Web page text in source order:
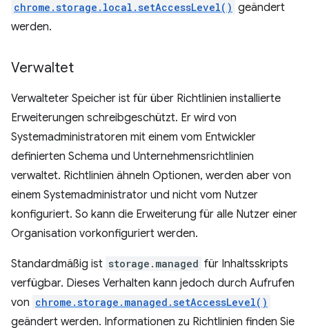
chrome.storage.local.setAccessLevel() geändert
werden.
Verwaltet
Verwalteter Speicher ist für über Richtlinien installierte
Erweiterungen schreibgeschützt. Er wird von
Systemadministratoren mit einem vom Entwickler
definierten Schema und Unternehmensrichtlinien
verwaltet. Richtlinien ähneln Optionen, werden aber von
einem Systemadministrator und nicht vom Nutzer
konfiguriert. So kann die Erweiterung für alle Nutzer einer
Organisation vorkonfiguriert werden.
Standardmäßig ist storage.managed für Inhaltsskripts
verfügbar. Dieses Verhalten kann jedoch durch Aufrufen
von chrome.storage.managed.setAccessLevel()
geändert werden. Informationen zu Richtlinien finden Sie